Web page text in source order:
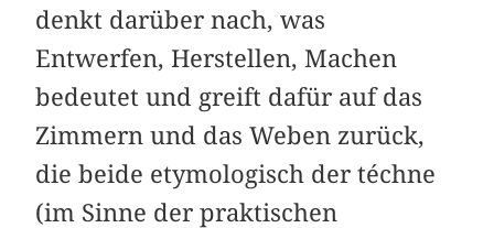
denkt darüber nach, was
Entwerfen, Herstellen, Machen
bedeutet und greift dafür auf das
Zimmern und das Weben zurück,
die beide etymologisch der téchne
(im Sinne der praktischen